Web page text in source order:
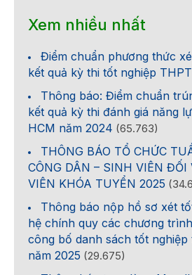
Xem nhiều nhất
Điểm chuẩn phương thức
kết quả kỳ thi tốt nghiệp
Thông báo: Điểm chuẩn
kết quả kỳ thi đánh giá năng
HCM năm 2024 (65.763)
THÔNG BÁO TỔ CHỨC
CÔNG DÂN – SINH VIÊN ĐỐI
VIÊN KHÓA TUYỂN 2025
Thông báo nộp hồ sơ xét
hệ chính quy các chương
công bố danh sách tốt nghiệp
năm 2025 (29.675)